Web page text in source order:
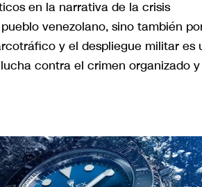
en la narrativa de la crisis
venezolano, sino también
y el despliegue militar es
contra el crimen organizado